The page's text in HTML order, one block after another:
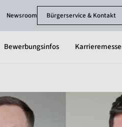
Newsroom Bürgerservice & Kontakt
Bewerbungsinfos